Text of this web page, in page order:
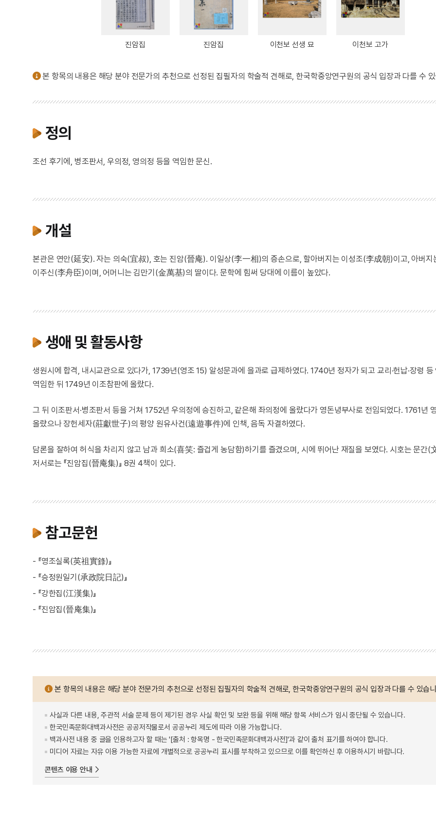
진암집 진암집 이천보 선생 묘 이천보 고가
본 항목의 내용은 해당 분야 전문가의 추천으로 선정된 집필자의 학술적 견해로, 한국학중앙연구원의 공식 입장과 다를 수
정의
조선 후기에, 병조판서, 우의정, 영의정 등을 역임한 문신.
개설
본관은 연안(延安). 자는 의숙(宜叔), 호는 진암(晉庵). 이일상(李一相)의 증손으로, 할아버지는 이성조(李成朝)이고, 아버지
이주신(李舟臣)이며, 어머니는 김만기(金萬基)의 딸이다. 문학에 힘써 당대에 이름이 높았다.
생애 및 활동사항
생원시에 합격, 내시교관으로 있다가, 1739년(영조 15) 알성문과에 을과로 급제하였다. 1740년 정자가 되고 교리·헌납·장령 등
역임한 뒤 1749년 이조참판에 올랐다.
그 뒤 이조판서·병조판서 등을 거쳐 1752년 우의정에 승진하고, 같은해 좌의정에 올랐다가 영돈녕부사로 전임되었다. 1761년
올랐으나 장헌세자(莊獻世子)의 평양 원유사건(遠遊事件)에 인책, 음독 자결하였다.
담론을 잘하여 허식을 차리지 않고 남과 희소(喜笑: 즐겁게 농담함)하기를 즐겼으며, 시에 뛰어난 재질을 보였다. 시호는 문간(
저서로는 『진암집(晉庵集)』 8권 4책이 있다.
참고문헌
- 『영조실록(英祖實錄)』
- 『승정원일기(承政院日記)』
- 『강한집(江漢集)』
- 『진암집(晉庵集)』
본 항목의 내용은 해당 분야 전문가의 추천으로 선정된 집필자의 학술적 견해로, 한국학중앙연구원의 공식 입장과 다를 수 있습
사실과 다른 내용, 주관적 서술 문제 등이 제기된 경우 사실 확인 및 보완 등을 위해 해당 항목 서비스가 임시 중단될 수 있습니다.
한국민족문화대백과사전은 공공저작물로서 공공누리 제도에 따라 이용 가능합니다.
백과사전 내용 중 글을 인용하고자 할 때는 '[출처 : 항목명 - 한국민족문화대백과사전]'과 같이 출처 표기를 하여야 합니다.
미디어 자료는 자유 이용 가능한 자료에 개별적으로 공공누리 표시를 부착하고 있으므로 이를 확인하신 후 이용하시기 바랍니다.
콘텐츠 이용 안내